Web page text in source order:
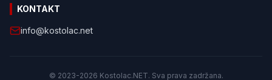
KONTAKT
info@kostolac.net
© 2023-2026 Kostolac.NET. Sva prava zadržana.